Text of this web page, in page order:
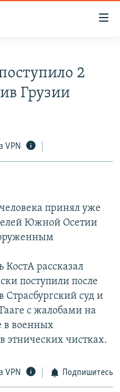
2
Грузии
VPN
принял уже
Южной Осетии
КостА рассказал
поступили после
Страсбургский суд и
с жалобами на
в военных
этнических чистках.
VPN Подпишитесь